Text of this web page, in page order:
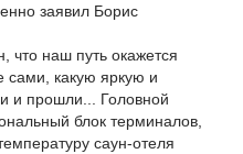
заявил Борис
что наш путь окажется
сами, какую яркую и
и прошли... Головной
блок терминалов,
саун-отеля